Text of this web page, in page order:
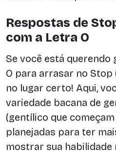
Respostas de
com a Letra O
Se você está
O para arrasar no Stop
no lugar certo! Aqui,
variedade bacana de
(gentílico que
planejadas para ter
mostrar sua habilidade